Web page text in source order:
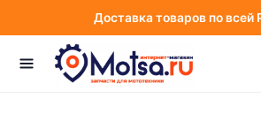
Доставка товаров по всей